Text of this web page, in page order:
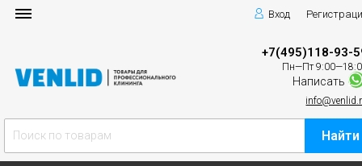
Вход
+7(495)118-93-
Пн—Пт
Написать
Найти